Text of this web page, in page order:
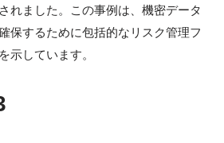
れました。この事例は、機密データ
保するために包括的なリスク管理フ
示しています。